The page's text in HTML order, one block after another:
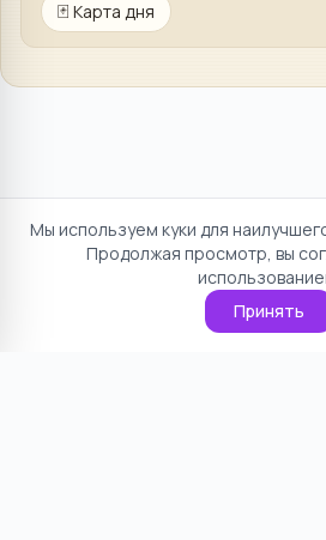
🃏 Карта дня
Мы используем куки для
Продолжая просмотр, вы
Принять